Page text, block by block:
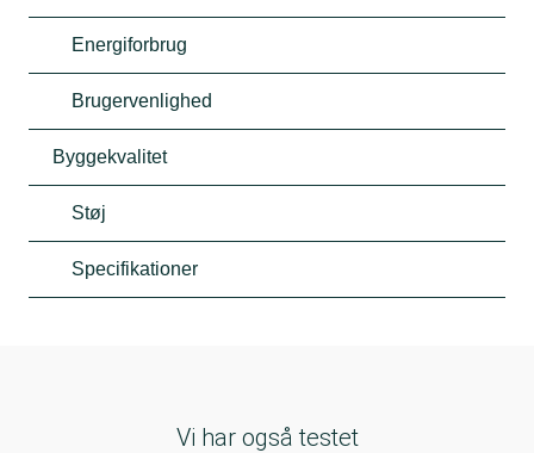
Energiforbrug
Brugervenlighed
Byggekvalitet
Støj
Specifikationer
Vi har også testet